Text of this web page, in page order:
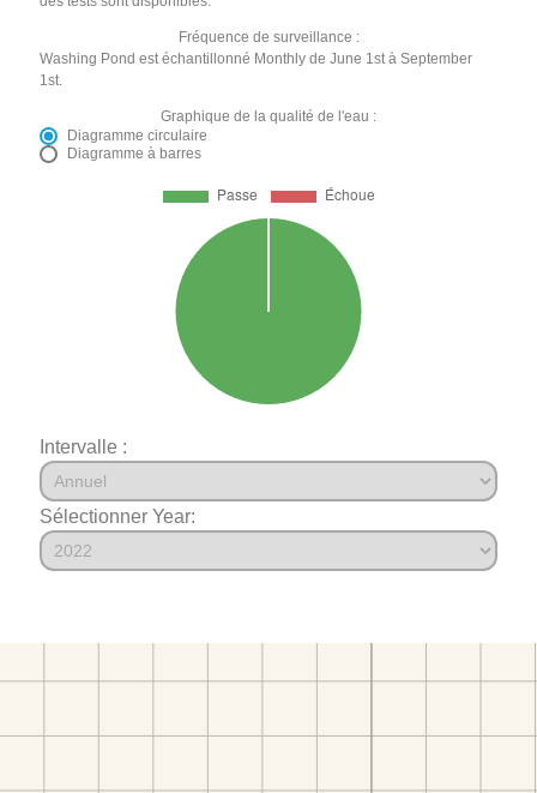
Fréquence de surveillance :
Washing Pond est échantillonné Monthly de June 1st à September
1st.
Graphique de la qualité de l'eau :
Diagramme circulaire
Diagramme à barres
Intervalle :
Sélectionner Year: